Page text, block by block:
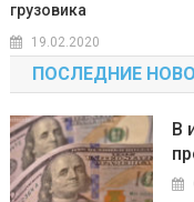
грузовика
19.02.2020
ПОСЛЕДНИЕ
В